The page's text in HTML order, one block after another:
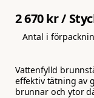
2 670 kr/
Antal i
Vattenfylld
effektiv tätning av
brunnar och ytor